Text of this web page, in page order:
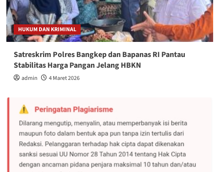
HUKUM DAN KRIMINAL
Satreskrim Polres Bangkep dan Bapanas RI Pantau
Stabilitas Harga Pangan Jelang HBKN
admin 4 Maret 2026